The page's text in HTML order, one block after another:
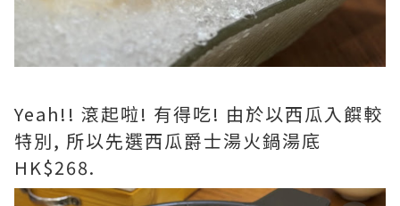
Yeah!! 滾起啦! 有得吃! 由於以西瓜入饌較
特別, 所以先選西瓜爵士湯火鍋湯底
HK$268.